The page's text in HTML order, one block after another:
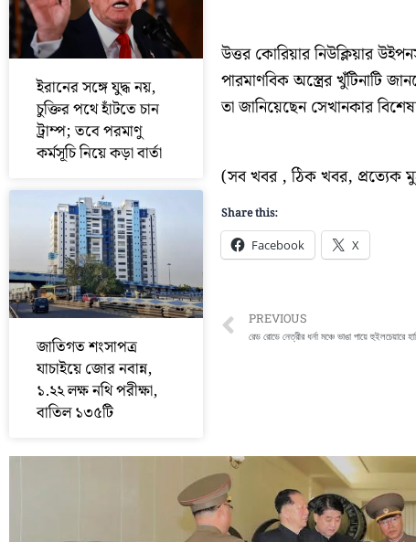
ইরানের সঙ্গে যুদ্ধ নয়,
চুক্তির পথে হাঁটতে চান
ট্রাম্প; তবে পরমাণু
কর্মসূচি নিয়ে কড়া বার্তা
জাতিগত শংসাপত্র
যাচাইয়ে জোর নবান্ন,
১.২২ লক্ষ নথি পরীক্ষা,
বাতিল ১৩৫টি
উত্তর কোরিয়ার নিউক্লিয়ার
পারমাণবিক অস্ত্রের খুঁটিনাটি
তা জানিয়েছেন সেখানকার
(সব খবর , ঠিক খবর,
Share this:
Facebook X
Prev
PREVIOUS